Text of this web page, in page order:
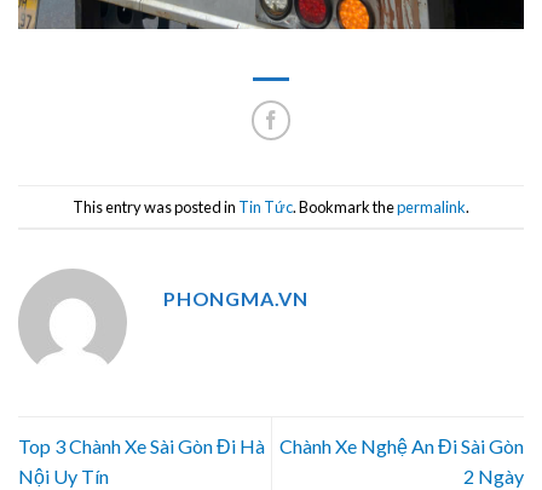
This entry was posted in Tin Tức. Bookmark thepermalink.
PHONGMA.VN
Top 3 Chành Xe Sài Gòn Đi Hà
Nội Uy Tín
Chành Xe Nghệ An Đi Sài Gòn
2 Ngày